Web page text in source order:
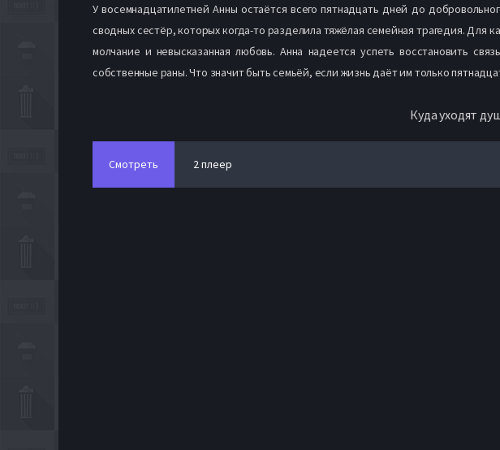
У восемнадцатилетней Анны остаётся всего пятнадцать дней до
сводных сестёр, которых когда-то разделила тяжёлая семейная трагедия.
молчание и невысказанная любовь. Анна надеется успеть восстановить
собственные раны. Что значит быть семьёй, если жизнь даёт им только
Куда уходят
Смотреть 2 плеер